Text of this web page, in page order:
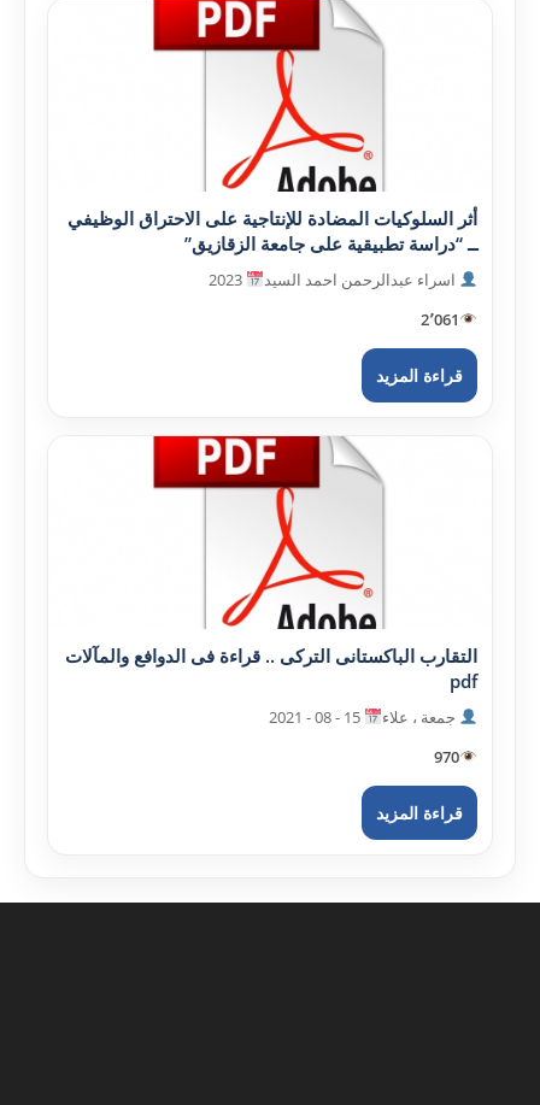
أثر السلوکيات المضادة للإنتاجية على الاحتراق الوظيفي
ــ “دراسة تطبيقية على جامعة الزقازيق”
اسراء عبدالرحمن احمد السيد
2٬061
قراءة المزيد
التقارب الباکستانى الترکى .. قراءة فى الدوافع والمآلات
pdf
جمعة ، علاء
970
قراءة المزيد